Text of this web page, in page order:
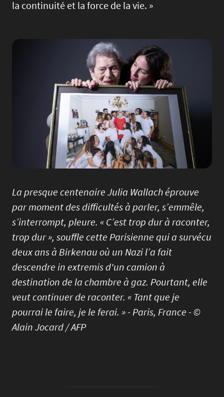
la continuité et la force de la vie. »
La presque centenaire Julia Wallach éprouve
par moment des difficultés à parler, s’emmêle,
s’interrompt, pleure. « C’est trop dur à raconter,
trop dur », souffle cette Parisienne qui a survécu
deux ans à Birkenau où un Nazi l’a fait
descendre in extremis d'un camion à
destination de la chambre à gaz. Pourtant, elle
veut continuer de raconter. « Tant que je
pourrai le faire, je le ferai. » - Paris, France - ©
Alain Jocard / AFP